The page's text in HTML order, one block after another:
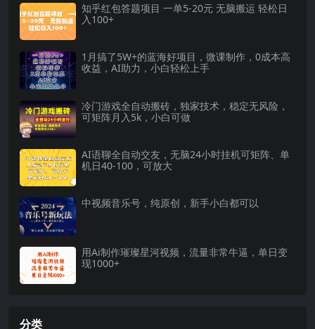
知乎红包答题项目 一单5-20元 无脑搬运 轻松日
入100+
1月搞了5W+的蓝海好项目，微课制作，0成本高
收益，AI助力，小白轻松上手
冷门游戏全自动搬砖，独家技术，稳定无风险，
可矩阵月入5k，小白可做
AI语聊全自动交友，无脑24小时挂机可矩阵、单
机日40-100，可放大
中视频音乐号，纯原创，新手小白都可以
用Ai制作璀璨星河视频，流量非常牛逼，单日变
现1000+
分类